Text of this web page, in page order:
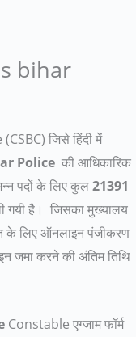
is bihar
जिसे हिंदी में
Police की आधिकारिक
पदों के लिए कुल21391
गयी है। जिसका मुख्यालय
के लिए ऑनलाइन पंजीकरण
जमा करने की अंतिम तिथि
Constable एग्जाम फॉर्म